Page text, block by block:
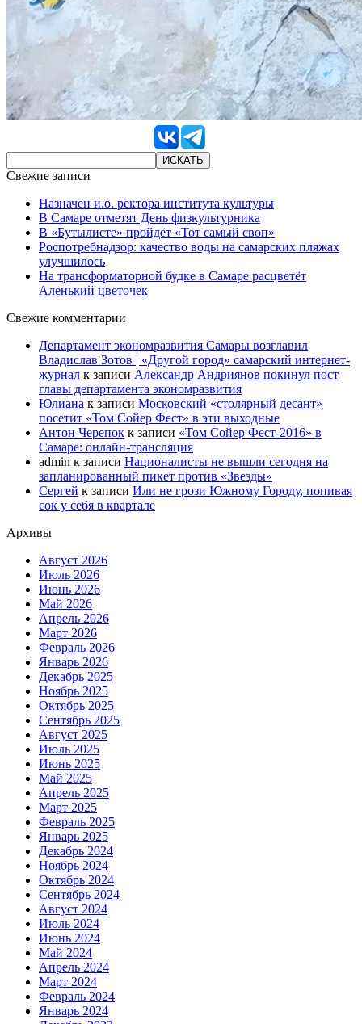
Свежие записи
Назначен и.о. ректора института культуры
В Самаре отметят День физкультурника
В «Бутылисте» пройдёт «Тот самый своп»
Роспотребнадзор: качество воды на самарских пляжах
улучшилось
На трансформаторной будке в Самаре расцветёт
Аленький цветочек
Свежие комментарии
Департамент экономразвития Самары возглавил
Владислав Зотов | «Другой город» самарский интернет-
журнал к записи Александр Андриянов покинул пост
главы департамента экономразвития
Юлиана к записи Московский «столярный десант»
посетит «Том Сойер Фест» в эти выходные
Антон Черепок к записи «Том Сойер Фест-2016» в
Самаре: онлайн-трансляция
admin к записи Националисты не вышли сегодня на
запланированный пикет против «Звезды»
Сергей к записи Или не грози Южному Городу, попивая
сок у себя в квартале
Архивы
Август 2026
Июль 2026
Июнь 2026
Май 2026
Апрель 2026
Март 2026
Февраль 2026
Январь 2026
Декабрь 2025
Ноябрь 2025
Октябрь 2025
Сентябрь 2025
Август 2025
Июль 2025
Июнь 2025
Май 2025
Апрель 2025
Март 2025
Февраль 2025
Январь 2025
Декабрь 2024
Ноябрь 2024
Октябрь 2024
Сентябрь 2024
Август 2024
Июль 2024
Июнь 2024
Май 2024
Апрель 2024
Март 2024
Февраль 2024
Январь 2024